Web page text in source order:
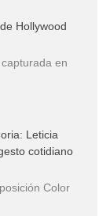
Hollywood
en
Leticia
cotidiano
Color